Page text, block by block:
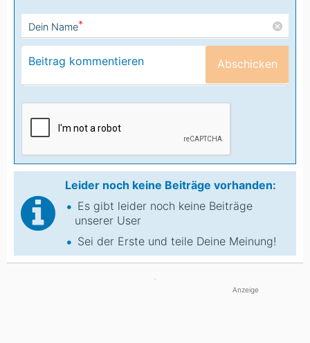
Dein Name*
Abschicken
Leider noch keine Beiträge vorhanden:
Es gibt leider noch keine Beiträge
unserer User
Sei der Erste und teile Deine Meinung!
Anzeige